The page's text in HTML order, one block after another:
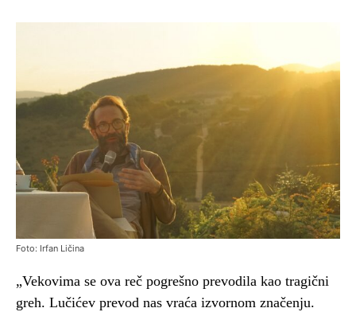
Foto: Irfan Ličina
„Vekovima se ova reč pogrešno prevodila kao tragični
greh. Lučićev prevod nas vraća izvornom značenju.